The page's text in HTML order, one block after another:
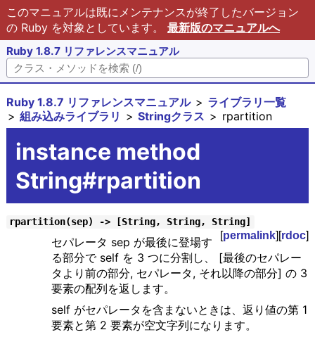
このマニュアルは既にメンテナンスが終了したバージョン
の Ruby を対象としています。 最新版のマニュアルへ
Ruby 1.8.7 リファレンスマニュアル
Ruby 1.8.7 リファレンスマニュアル
ライブラリ一覧
組み込みライブラリ
Stringクラス rpartition
instance method
String#rpartition
rpartition(sep) -> [String, String, String]
[permalink][rdoc]
セパレータ sep が最後に登場す
る部分で self を 3 つに分割し、 [最後のセパレー
タより前の部分, セパレータ, それ以降の部分] の 3
要素の配列を返します。
self がセパレータを含まないときは、返り値の第 1
要素と第 2 要素が空文字列になります。